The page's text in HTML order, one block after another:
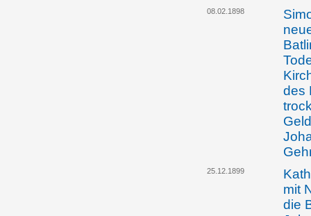
08.02.1898
des
25.12.1899
mit
die